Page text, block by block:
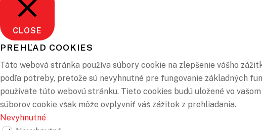
CLOSE
PREHĽAD COOKIES
Táto webová stránka používa súbory cookie na zlepšenie vášho
podľa potreby, pretože sú nevyhnutné pre fungovanie základných
používate túto webovú stránku. Tieto cookies budú uložené vo
súborov cookie však môže ovplyvniť váš zážitok z prehliadania.
Nevyhnutné